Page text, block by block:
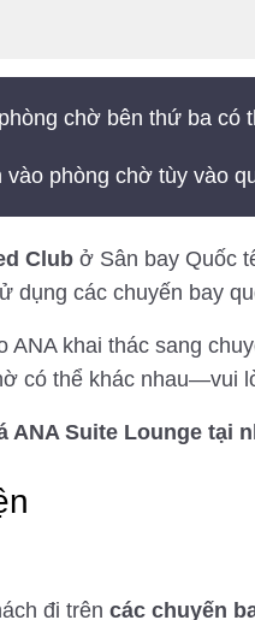
chờ bên thứ ba có
phòng chờ tùy vào
Club ở Sân bay Quốc
dụng các chuyến bay
khai thác sang
có thể khác nhau—vui
ANA Suite Lounge tại
đi trên các chuyến